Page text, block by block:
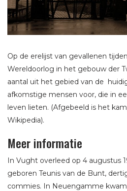
Op de erelijst van gevallenen
Wereldoorlog in het gebouw der
aantal uit het gebied van de
afkomstige mensen voor, die in
leven lieten. (Afgebeeld is het
Wikipedia).
Meer informatie
In Vught overleed op 4 augustus
geboren Teunis van de Bunt,
commies. In Neuengamme